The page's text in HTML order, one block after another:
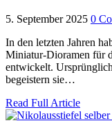
5. September 2025 0
In den letzten Jahren
Miniatur-Dioramen für
entwickelt.
begeistern sie…
Read Full Article